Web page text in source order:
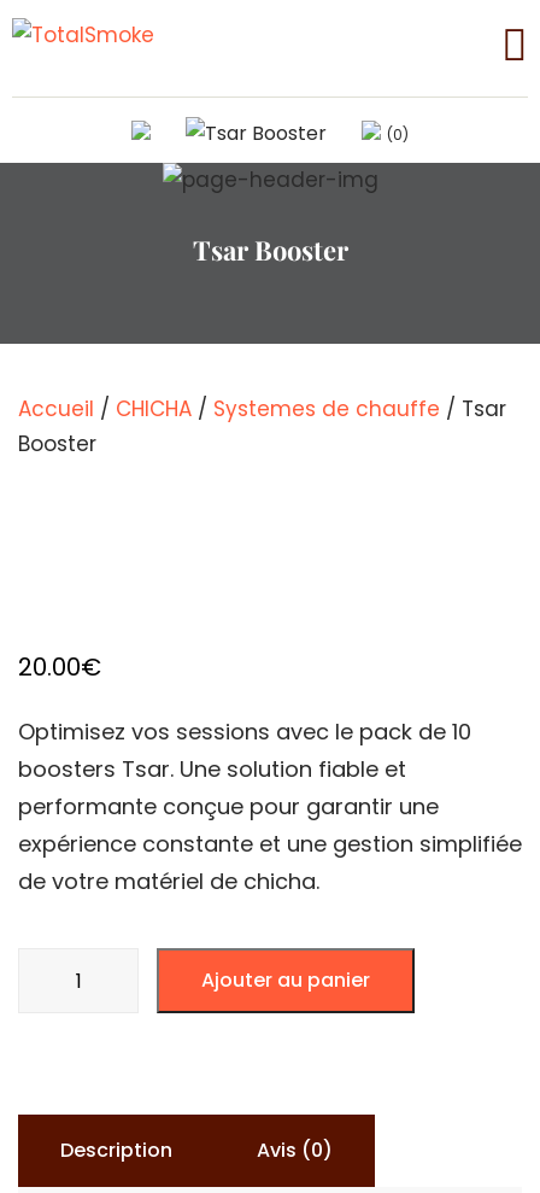
(0)
Tsar Booster
Accueil / CHICHA / Systemes de chauffe / Tsar
Booster
20.00€
Optimisez vos sessions avec le pack de 10
boosters Tsar. Une solution fiable et
performante conçue pour garantir une
expérience constante et une gestion simplifiée
de votre matériel de chicha.
Ajouter au panier
Description Avis (0)